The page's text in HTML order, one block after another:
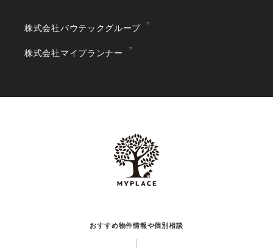
株式会社バウテックグループ
株式会社マイプランナー
おすすめ物件情報や個別相談